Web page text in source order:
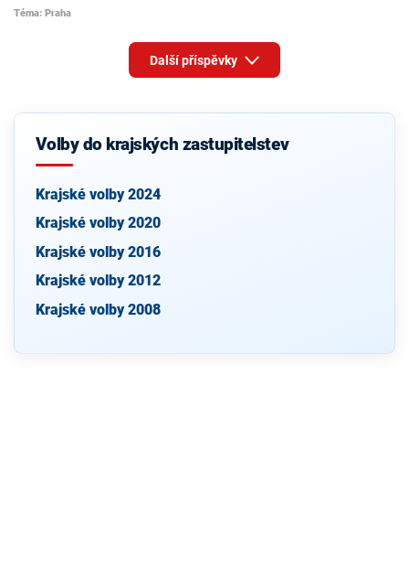
Téma: Praha
Další příspěvky
Volby do krajských zastupitelstev
Krajské volby 2024
Krajské volby 2020
Krajské volby 2016
Krajské volby 2012
Krajské volby 2008